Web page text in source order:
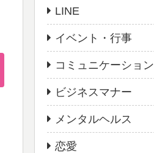
LINE
イベント・行事
コミュニケーション
ビジネスマナー
メンタルヘルス
恋愛